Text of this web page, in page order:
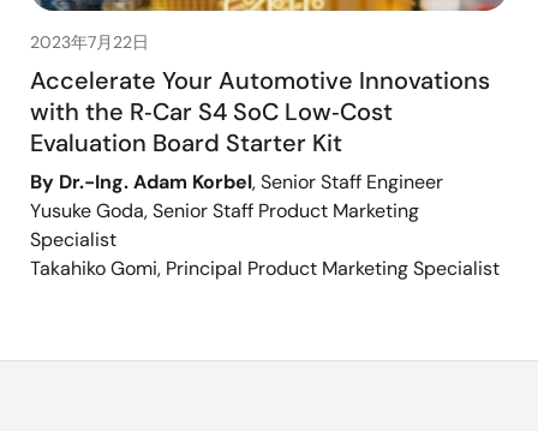
2023年7月22日
Accelerate Your Automotive Innovations
with the R‑Car S4 SoC Low‑Cost
Evaluation Board Starter Kit
By Dr.-Ing. Adam Korbel, Senior Staff Engineer
Yusuke Goda, Senior Staff Product Marketing
Specialist
Takahiko Gomi, Principal Product Marketing Specialist